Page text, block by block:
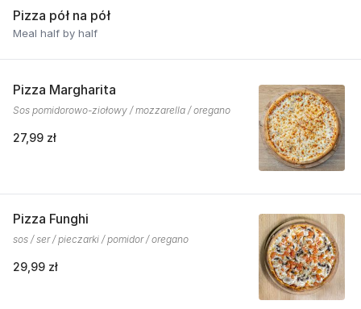
Pizza pół na pół
Meal half by half
Pizza Margharita
Sos pomidorowo-ziołowy / mozzarella / oregano
27,99 zł
Pizza Funghi
sos / ser / pieczarki / pomidor / oregano
29,99 zł